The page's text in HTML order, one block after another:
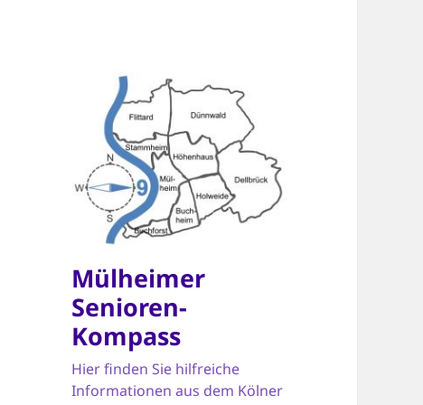
Mülheimer
Senioren-
Kompass
Hier finden Sie hilfreiche
Informationen aus dem Kölner